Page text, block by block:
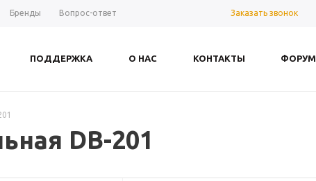
Бренды Вопрос-ответ Заказать звонок
ПОДДЕРЖКА О НАС КОНТАКТЫ ФОРУМ
DB-201